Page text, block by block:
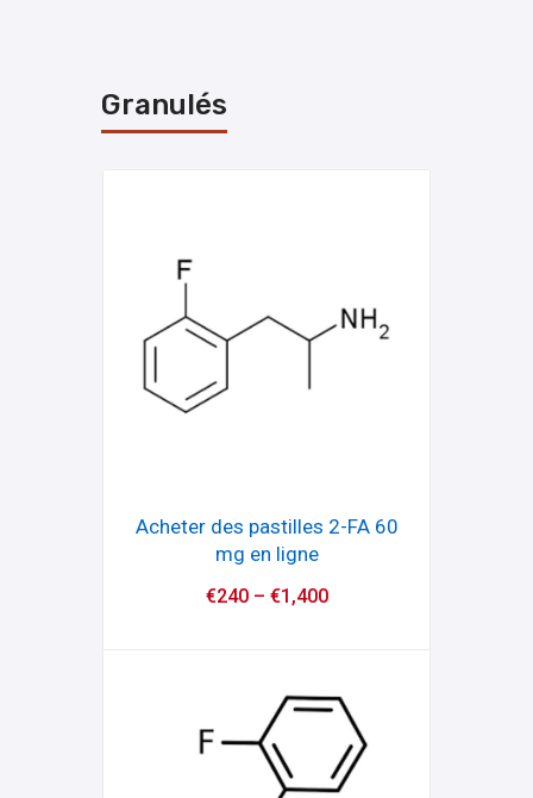
Granulés
Acheter des pastilles 2-FA 60
mg en ligne
€240– €1,400